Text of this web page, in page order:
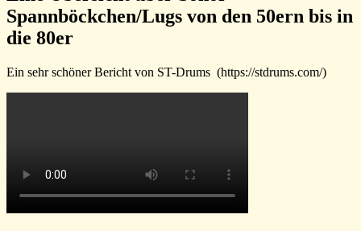
Spannböckchen/Lugs von den 50ern bis in
die 80er
Ein sehr schöner Bericht von ST-Drums (https://stdrums.com/)